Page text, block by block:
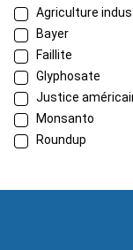
Agriculture
Bayer
Faillite
Glyphosate
Justice
Monsanto
Roundup